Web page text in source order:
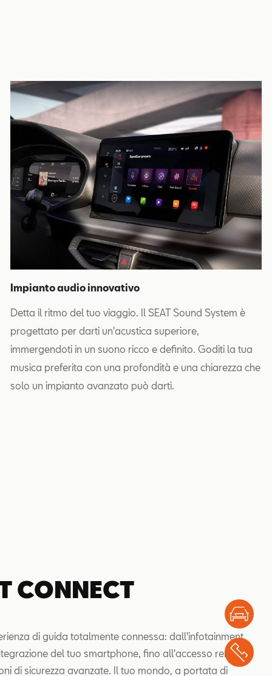
Impianto audio innovativo
Detta il ritmo del tuo viaggio. Il SEAT Sound System è
progettato per darti un'acustica superiore,
immergendoti in un suono ricco e definito. Goditi la tua
musica preferita con una profondità e una chiarezza che
solo un impianto avanzato può darti.
CONNECT
di guida totalmente connessa: dall'infotainment
del tuo smartphone, fino all'accesso remoto
di sicurezza avanzate. Il tuo mondo, a portata di